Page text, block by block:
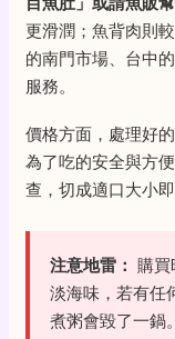
更滑潤；魚背肉則
的南門市場、台中
服務。
價格方面，處理好
為了吃的安全與方
查，切成適口大小即
注意地雷： 購買
淡海味，若有任
煮粥會毀了一鍋。